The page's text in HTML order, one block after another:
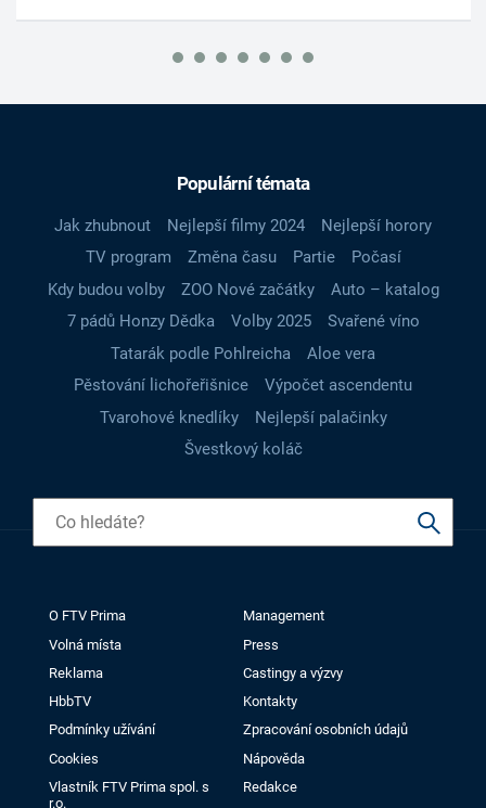
Populární témata
Jak zhubnout Nejlepší filmy 2024
Nejlepší horory
TV program
Změna času Partie
Počasí
Kdy budou volby
ZOO Nové začátky
Auto – katalog
7 pádů Honzy Dědka
Volby 2025
Svařené víno
Tatarák podle Pohlreicha
Aloe vera
Pěstování lichořeřišnice
Výpočet ascendentu
Tvarohové knedlíky
Nejlepší palačinky
Švestkový koláč
O FTV Prima
Management
Volná místa
Press
Reklama
Castingy a výzvy
HbbTV
Kontakty
Podmínky užívání
Zpracování osobních údajů
Cookies
Nápověda
Vlastník FTV Prima spol. s
r.o.
Redakce